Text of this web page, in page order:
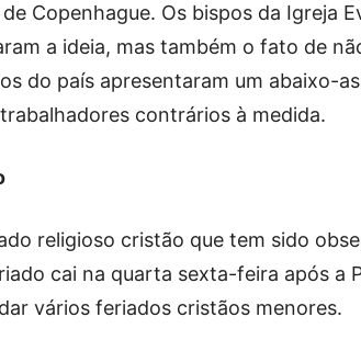
Copenhague. Os bispos da Igreja
a ideia, mas também o fato de
do país apresentaram um abaixo-
contrários à medida.
religioso cristão que tem sido
cai na quarta sexta-feira após a
vários feriados cristãos menores.